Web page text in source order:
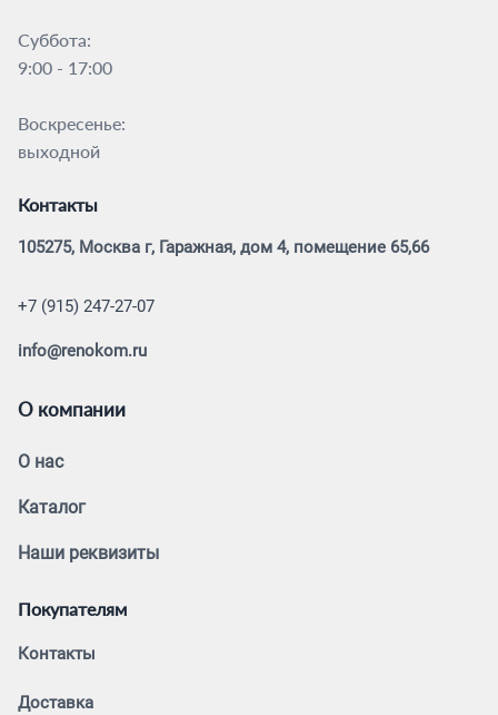
Суббота:
9:00 - 17:00
Воскресенье:
выходной
Контакты
105275, Москва г, Гаражная, дом 4, помещение 65,66
+7 (915) 247-27-07
info@renokom.ru
О компании
О нас
Каталог
Наши реквизиты
Покупателям
Контакты
Доставка